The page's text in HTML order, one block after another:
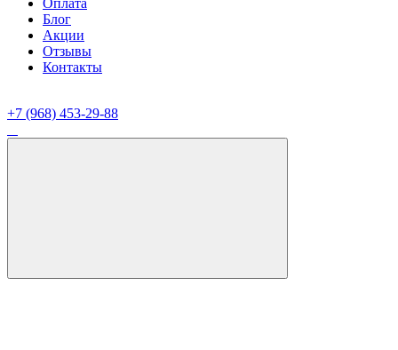
Оплата
Блог
Акции
Отзывы
Контакты
+7 (968) 453-29-88